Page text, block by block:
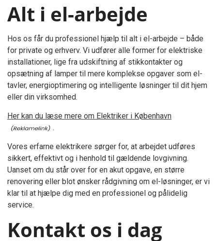
Alt i el-arbejde
Hos os får du professionel hjælp til alt i el-arbejde – både
for private og erhverv. Vi udfører alle former for elektriske
installationer, lige fra udskiftning af stikkontakter og
opsætning af lamper til mere komplekse opgaver som el-
tavler, energioptimering og intelligente løsninger til dit hjem
eller din virksomhed.
Her kan du læse mere om Elektriker i København
.
Vores erfarne elektrikere sørger for, at arbejdet udføres
sikkert, effektivt og i henhold til gældende lovgivning.
Uanset om du står over for en akut opgave, en større
renovering eller blot ønsker rådgivning om el-løsninger, er vi
klar til at hjælpe dig med en professionel og pålidelig
service.
Kontakt os i dag